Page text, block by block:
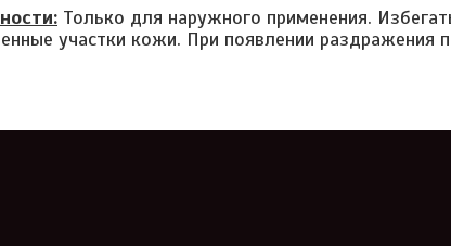
Только для наружного применения.
участки кожи. При появлении раздражения